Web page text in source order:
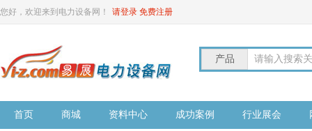
您好，欢迎来到电力设备网！ 请登录 免费注册
产品 请输入搜索
首页 商城 资料中心 成功案例 行业展会